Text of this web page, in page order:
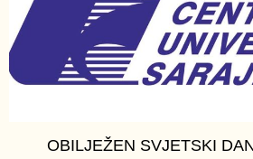
OBILJEŽEN SVJETSKI